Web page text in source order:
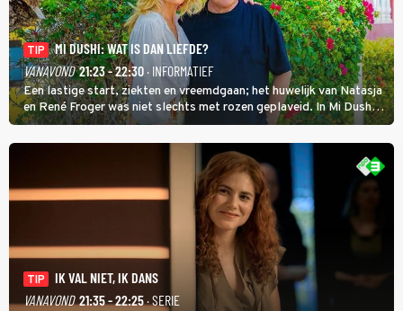
TIP
MI DUSHI: WAT IS DAN LIEFDE?
VANAVOND 21:23 - 22:30 · INFORMATIEF
Een lastige start, ziekten en vreemdgaan; het huwelijk van Natasja
en René Froger was niet slechts met rozen geplaveid. In Mi Dushi:
Wat Is Dan Liefde? neemt Wilfred Genee het showbizzkoppel mee
uit vissen om het over de liefde te hebben.
TIP
IK VAL NIET, IK DANS
VANAVOND 21:35 - 22:25· SERIE